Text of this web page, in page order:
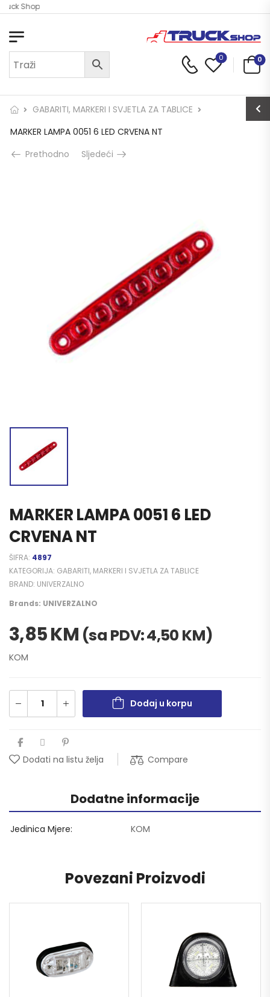
Shop
0 0
GABARITI, MARKERI I SVJETLA ZA TABLICE
MARKER LAMPA 0051 6 LED CRVENA NT
Prethodno
Sljedeći
MARKER LAMPA 0051 6 LED
CRVENA NT
ŠIFRA: 4897
KATEGORIJA: GABARITI, MARKERI I SVJETLA ZA TABLICE
BRAND: UNIVERZALNO
Brands: UNIVERZALNO
3,85KM (sa PDV:4,50 KM)
KOM
Dodaj u korpu
Dodati na listu želja Compare
Dodatne informacije
Jedinica Mjere KOM
Povezani Proizvodi